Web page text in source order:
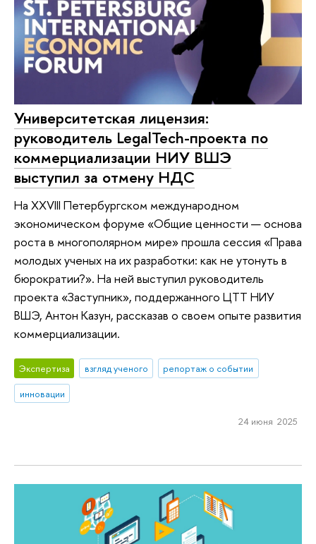
Университетская лицензия:
руководитель LegalTech-проекта по
коммерциализации НИУ ВШЭ
выступил за отмену НДС
На XXVIII Петербургском международном
экономическом форуме «Общие ценности — основа
роста в многополярном мире» прошла сессия «Права
молодых ученых на их разработки: как не утонуть в
бюрократии?». На ней выступил руководитель
проекта «Заступник», поддержанного ЦТТ НИУ
ВШЭ, Антон Казун, рассказав о своем опыте развития
коммерциализации.
Экспертиза взгляд ученого
репортаж о событии
инновации
24 июня 2025